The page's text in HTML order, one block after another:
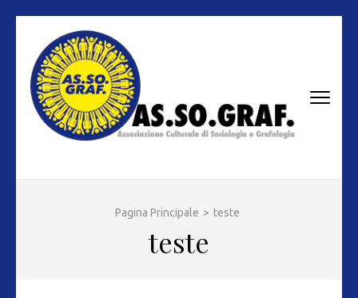
contenuto
(premi
invio)
Pagina Principale > teste
teste